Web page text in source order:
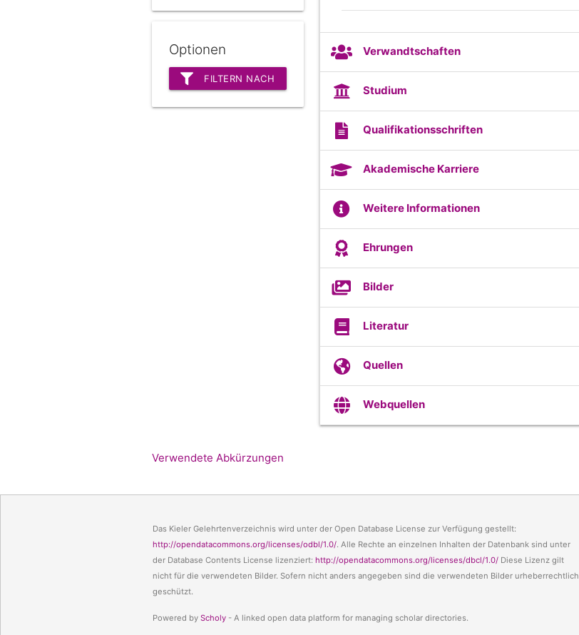
Optionen
FILTERN NACH
Verwandtschaften
Studium
Qualifikationsschriften
Akademische Karriere
Weitere Informationen
Ehrungen
Bilder
Literatur
Quellen
Webquellen
Verwendete Abkürzungen
Das Kieler Gelehrtenverzeichnis wird unter der Open Database License zur Verfügung gestellt:
http://opendatacommons.org/licenses/odbl/1.0/. Alle Rechte an einzelnen Inhalten der Datenbank sind unter
der Database Contents License lizenziert: http://opendatacommons.org/licenses/dbcl/1.0/Diese Lizenz gilt
nicht für die verwendeten Bilder. Sofern nicht anders angegeben sind die verwendeten Bilder urheberrechtlich
geschützt.
Powered by Scholy- A linked open data platform for managing scholar directories.